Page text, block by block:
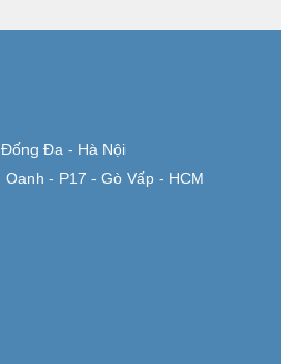
Đa - Hà Nội
- P17 - Gò Vấp - HCM